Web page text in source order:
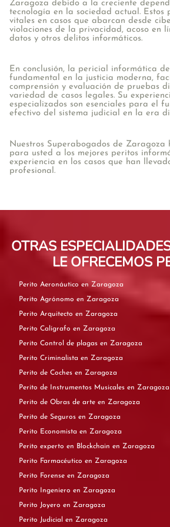
Zaragoza debido a la creciente
tecnología en la sociedad actual. Estos
vitales en casos que abarcan desde
violaciones de la privacidad, acoso en
datos y otros delitos informáticos.
En conclusión, la pericial informática
fundamental en la justicia moderna,
comprensión y evaluación de pruebas
variedad de casos legales. Su
especializados son esenciales para el
efectivo del sistema judicial en la era
Nuestros Superabogados de Zaragoza
para usted a los mejores peritos
experiencia en los casos que han
profesional.
OTRAS
LE OFRECEMOS
Perito Aeronáutico en Zaragoza
Perito Agrónomo en Zaragoza
Perito Arquitecto en Zaragoza
Perito Calígrafo en Zaragoza
Perito Control de plagas en Zaragoza
Perito Criminalista en Zaragoza
Perito de Coches en Zaragoza
Perito de Instrumentos Musicales en Zaragoza
Perito de Obras de arte en Zaragoza
Perito de Seguros en Zaragoza
Perito Economista en Zaragoza
Perito experto en Blockchain en Zaragoza
Perito Farmacéutico en Zaragoza
Perito Forense en Zaragoza
Perito Ingeniero en Zaragoza
Perito Joyero en Zaragoza
Perito Judicial en Zaragoza